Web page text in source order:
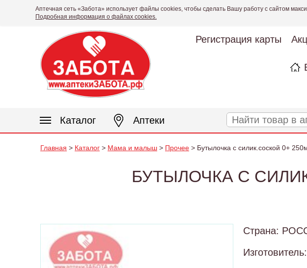
Аптечная сеть «Забота» использует файлы cookies, чтобы сделать Вашу работу с сайтом
Подробная информация о файлах cookies.
Регистрация карты
Каталог Аптеки
Главная > Каталог > Мама и малыш > Прочее > Бутылочка с силик.соской 0+
БУТЫЛОЧКА С
Страна: